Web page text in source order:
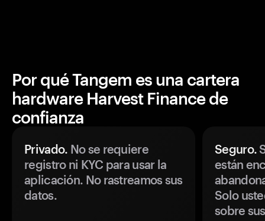
Por qué Tangem es una cartera
hardware Harvest Finance de
confianza
Privado. No se requiere
registro ni KYC para usar la
aplicación. No rastreamos sus
datos.
Seguro.
están
Solo
sobre